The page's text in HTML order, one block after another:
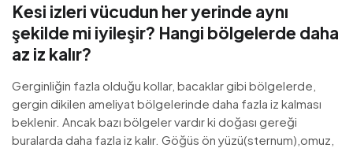
Kesi izleri vücudun her yerinde aynı
şekilde mi iyileşir? Hangi bölgelerde daha
az iz kalır?
Gerginliğin fazla olduğu kollar, bacaklar gibi bölgelerde,
gergin dikilen ameliyat bölgelerinde daha fazla iz kalması
beklenir. Ancak bazı bölgeler vardır ki doğası gereği
buralarda daha fazla iz kalır. Göğüs ön yüzü(sternum),omuz,